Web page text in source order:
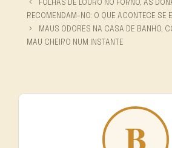
FOLHAS DE LOURO NO FORNO, AS
RECOMENDAM-NO: O QUE ACONTECE SE
MAUS ODORES NA CASA DE BANHO,
MAU CHEIRO NUM INSTANTE